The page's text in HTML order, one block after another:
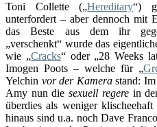
Toni Collette („Hereditary“)
unterfordert – aber dennoch mit
das Beste aus dem ihr
„verschenkt“ wurde das
wie „Cracks“ oder „28 Weeks
Imogen Poots – welche für „
Yelchin vor der Kamerastand: Im
Amy nun diesexuell regerein
überdies als weniger
hinaus sind u.a. noch Dave